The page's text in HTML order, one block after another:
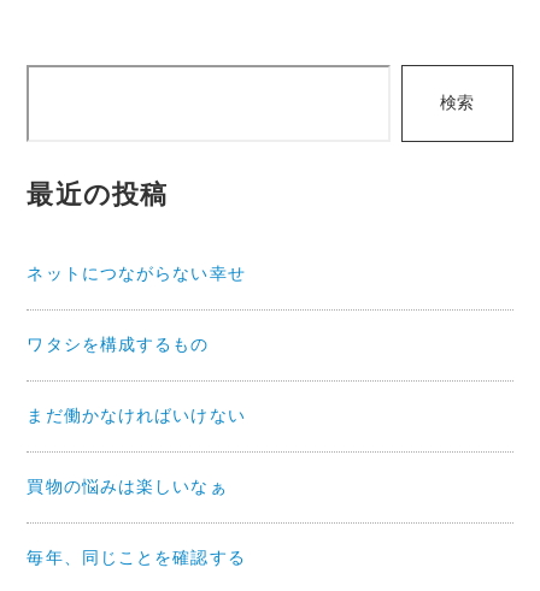
検索
最近の投稿
ネットにつながらない幸せ
ワタシを構成するもの
まだ働かなければいけない
買物の悩みは楽しいなぁ
毎年、同じことを確認する